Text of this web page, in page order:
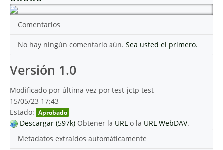
Comentarios
No hay ningún comentario aún. Sea usted el primero.
Versión 1.0
Modificado por última vez por test-jctp test
15/05/23 17:43
Estado: Aprobado
Descargar (597k) Obtener la URL o la URL WebDAV.
Metadatos extraídos automáticamente